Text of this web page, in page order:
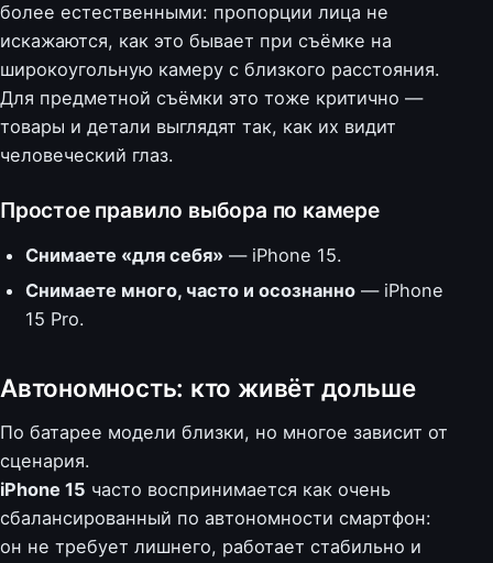
более естественными: пропорции лица не
искажаются, как это бывает при съёмке на
широкоугольную камеру с близкого расстояния.
Для предметной съёмки это тоже критично —
товары и детали выглядят так, как их видит
человеческий глаз.
Простое правило выбора по камере
Снимаете «для себя»— iPhone 15.
Снимаете много, часто и осознанно— iPhone
15 Pro.
Автономность: кто живёт дольше
По батарее модели близки, но многое зависит от
сценария.
iPhone 15 часто воспринимается как очень
сбалансированный по автономности смартфон:
он не требует лишнего, работает стабильно и